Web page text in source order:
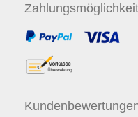
Zahlungs
Kunden